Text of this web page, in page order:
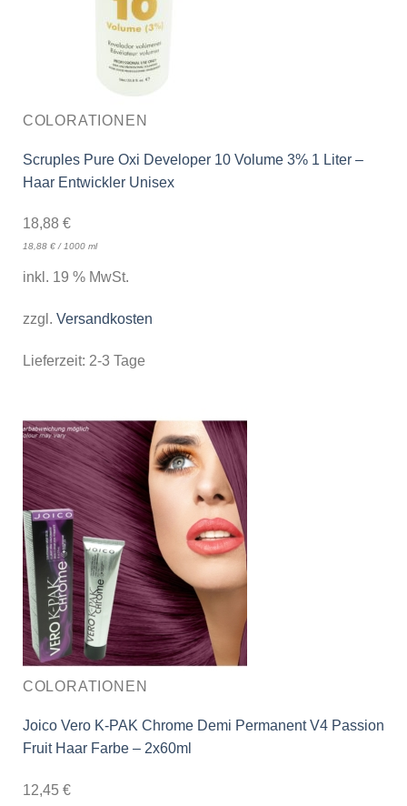
COLORATIONEN
Scruples Pure Oxi Developer 10 Volume 3% 1 Liter –
Haar Entwickler Unisex
18,88 €
18,88 €/1000 ml
inkl. 19 % MwSt.
zzgl. Versandkosten
Lieferzeit: 2-3 Tage
COLORATIONEN
Joico Vero K-PAK Chrome Demi Permanent V4 Passion
Fruit Haar Farbe – 2x60ml
12,45 €